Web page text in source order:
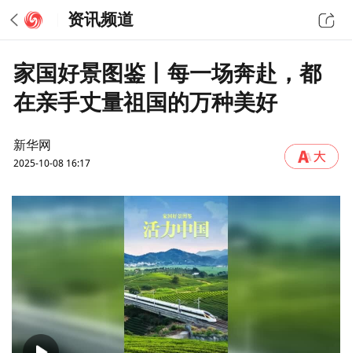
资讯频道
家国好景图鉴丨每一场奔赴，都
在亲手丈量祖国的万种美好
新华网
2025-10-08 16:17